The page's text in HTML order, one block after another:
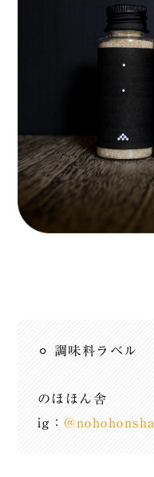
⚪︎ 調味料ラベル
のほほん舎
ig： @nohohonsha